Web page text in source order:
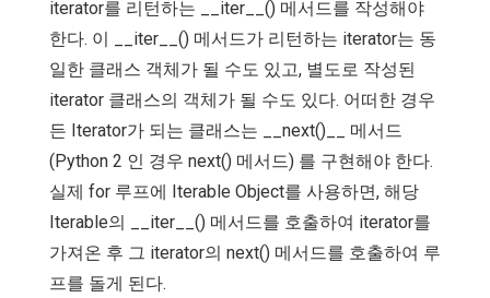
iterator를 리턴하는 __iter__() 메서드를 작성해야
한다. 이 __iter__() 메서드가 리턴하는 iterator는 동
일한 클래스 객체가 될 수도 있고, 별도로 작성된
iterator 클래스의 객체가 될 수도 있다. 어떠한 경우
든 Iterator가 되는 클래스는 __next()__ 메서드
(Python 2 인 경우 next() 메서드) 를 구현해야 한다.
실제 for 루프에 Iterable Object를 사용하면, 해당
Iterable의 __iter__() 메서드를 호출하여 iterator를
가져온 후 그 iterator의 next() 메서드를 호출하여 루
프를 돌게 된다.